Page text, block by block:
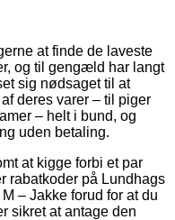
at finde de laveste
og til gengæld har langt
sig nødsaget til at
deres varer – til piger
– helt i bund, og
uden betaling.
at kigge forbi et par
rabatkoder på Lundhags
– Jakke forud for at du
sikret at antage den